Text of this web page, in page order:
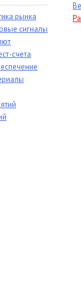
рынка
сигналы
счета